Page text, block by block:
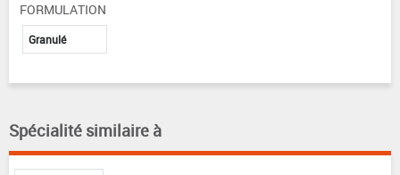
FORMULATION
Granulé
Spécialité similaire à